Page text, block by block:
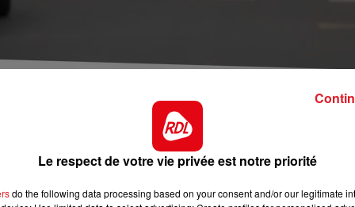
centre de Courrières. Plusieurs individus se sont
en trombe, et deux hommes, cagoulés, en sont sortis.
deLa Voix du Nord
Le respect de votre vie privée est notre priorité
do the following data processing based on your consent and/or our legitimate